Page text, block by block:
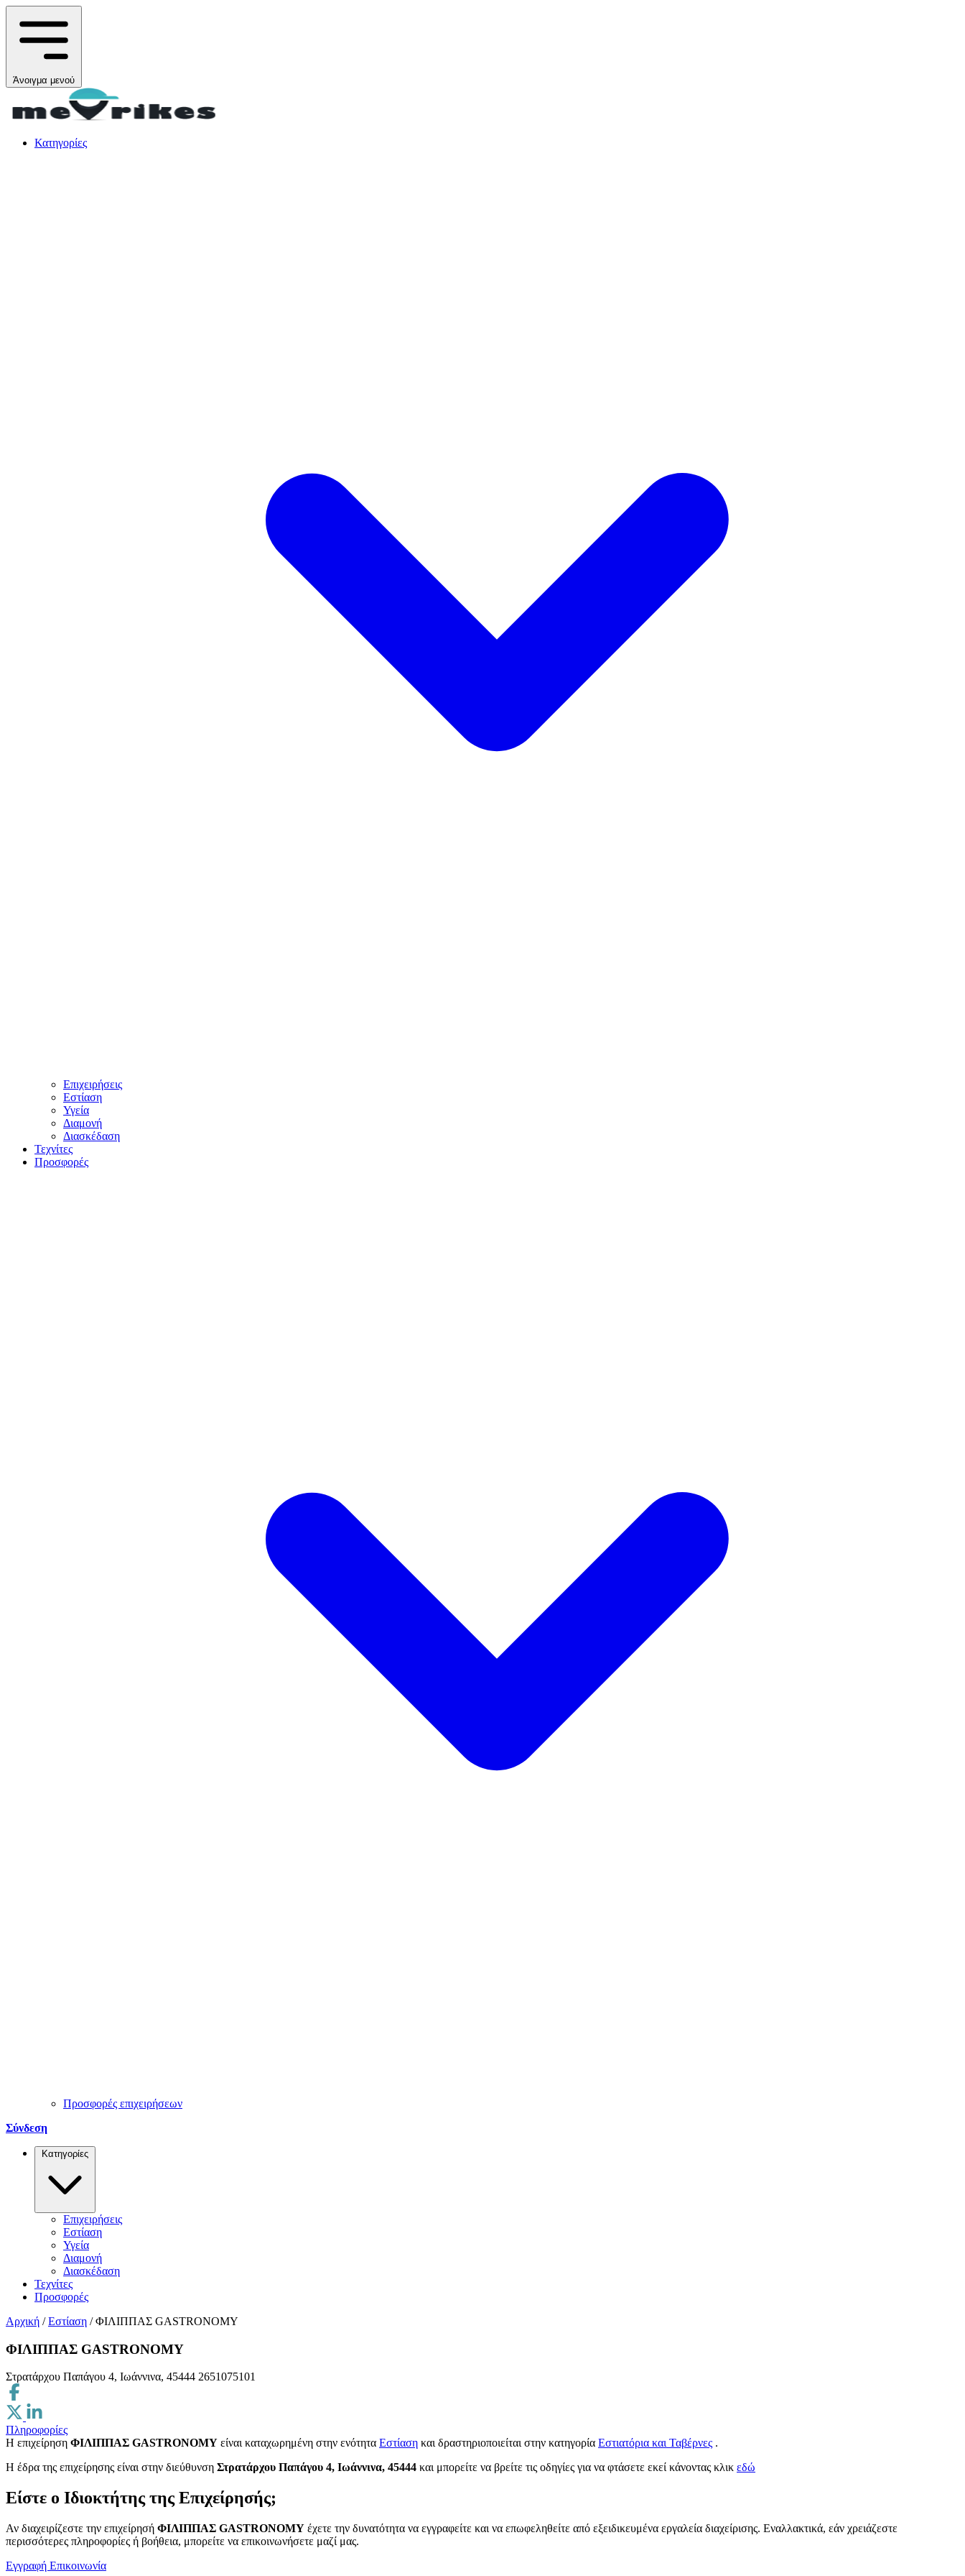
Άνοιγμα μενού
Κατηγορίες
Επιχειρήσεις
Εστίαση
Υγεία
Διαμονή
Διασκέδαση
Τεχνίτες
Προσφορές
Προσφορές επιχειρήσεων
Σύνδεση
Κατηγορίες
Επιχειρήσεις
Εστίαση
Υγεία
Διαμονή
Διασκέδαση
Τεχνίτες
Προσφορές
Αρχική / Εστίαση / ΦΙΛΙΠΠΑΣ GASTRONOMY
ΦΙΛΙΠΠΑΣ GASTRONOMY
Στρατάρχου Παπάγου 4, Ιωάννινα, 45444 2651075101
Πληροφορίες
Η επιχείρηση ΦΙΛΙΠΠΑΣ GASTRONOMY είναι καταχωρημένη στην ενότητα Εστίαση και δραστηριοποιείται στην κατηγορία Εστιατόρια και Ταβέρνες .
H έδρα της επιχείρησης είναι στην διεύθυνση Στρατάρχου Παπάγου 4, Ιωάννινα, 45444 και μπορείτε να βρείτε τις οδηγίες για να φτάσετε εκεί κάνοντας κλικ εδώ
Είστε ο Ιδιοκτήτης της Επιχείρησής;
Αν διαχειρίζεστε την επιχείρησή ΦΙΛΙΠΠΑΣ GASTRONOMY έχετε την δυνατότητα να εγγραφείτε και να επωφεληθείτε από εξειδικευμένα εργαλεία διαχείρισης. Εναλλακτικά, εάν χρειάζεστε
περισσότερες πληροφορίες ή βοήθεια, μπορείτε να επικοινωνήσετε μαζί μας.
Εγγραφή Επικοινωνία